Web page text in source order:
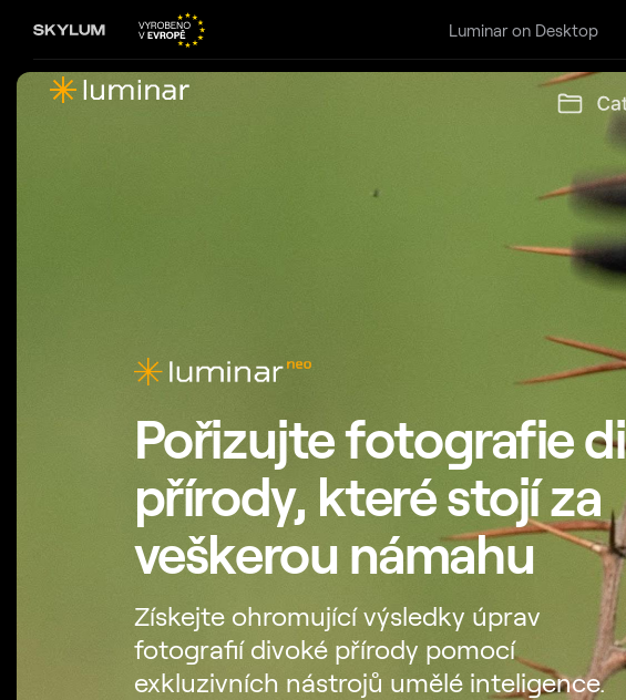
Luminar on Desktop
Pořizujte fotografie
přírody, které stojí za
veškerou námahu
Získejte ohromující výsledky úprav
fotografií divoké přírody pomocí
exkluzivních nástrojů umělé inteligence.